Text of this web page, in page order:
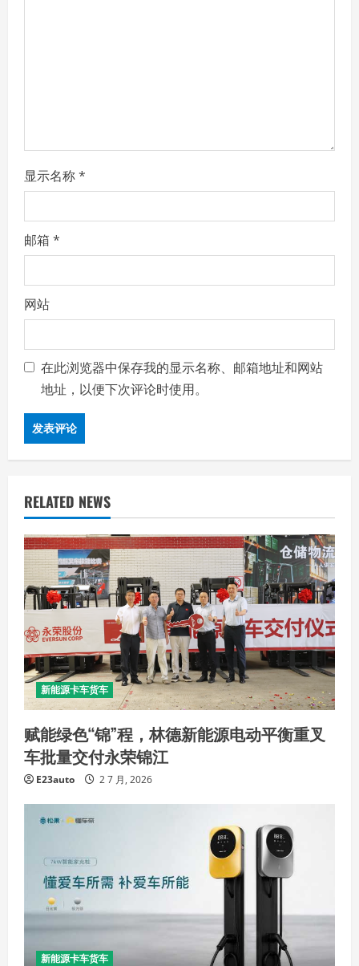
显示名称*
邮箱 *
网站
在此浏览器中保存我的显示名称、邮箱地址和网站
地址，以便下次评论时使用。
RELATED NEWS
新能源卡车货车
赋能绿色“锦”程，林德新能源电动平衡重叉
车批量交付永荣锦江
E23auto 2 7 月, 2026
新能源卡车货车